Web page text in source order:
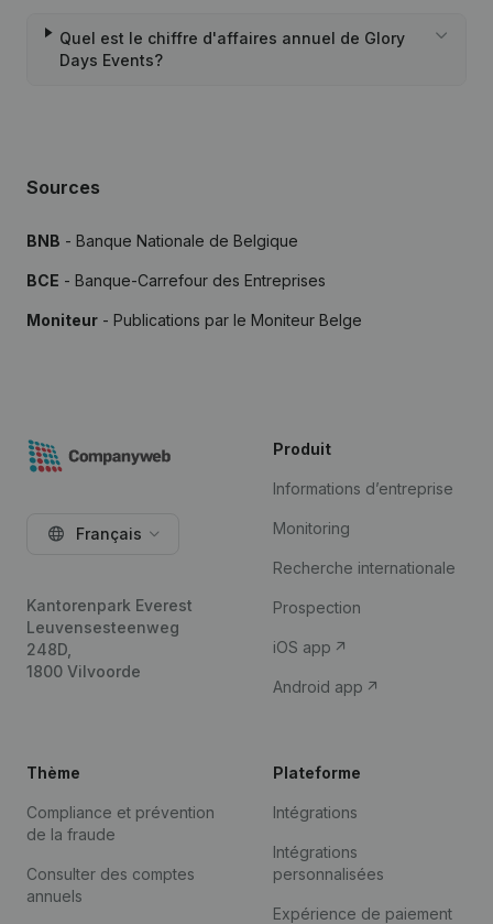
Quel est le chiffre d'affaires annuel de Glory
Days Events?
Sources
BNB - Banque Nationale de Belgique
BCE - Banque-Carrefour des Entreprises
Moniteur - Publications par le Moniteur Belge
Français
Kantorenpark Everest
Leuvensesteenweg
248D,
1800 Vilvoorde
Produit
Informations d’entreprise
Monitoring
Recherche internationale
Prospection
iOS app
Android app
Thème
Compliance et prévention
de la fraude
Consulter des comptes
annuels
Plateforme
Intégrations
Intégrations
personnalisées
Expérience de paiement